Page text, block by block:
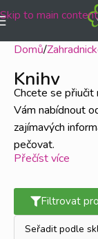
Skip to main content
Domů
Knihy
Chcete se přiučit
Vám nabídnout
zajímavých
pečovat.
Přečíst více
Filtrovat